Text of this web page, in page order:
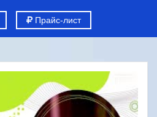
Прайс-лист